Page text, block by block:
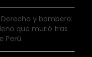
y bombero:
que murió tras
Perú